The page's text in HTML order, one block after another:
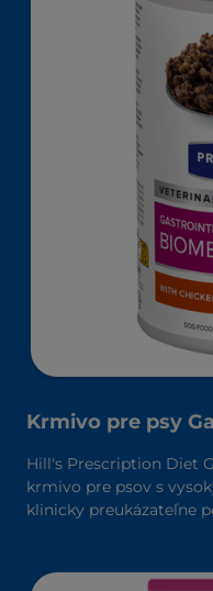
Krmivo pre psy
Hill's Prescription Diet
krmivo pre psov s
klinicky preukázateľne
aktivuje črevný